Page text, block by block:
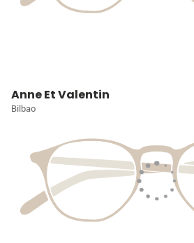
Anne Et Valentin
Bilbao